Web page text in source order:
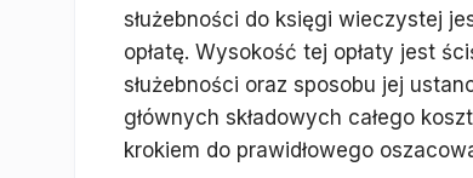
służebności do księgi wieczystej
opłatę. Wysokość tej opłaty jest
służebności oraz sposobu jej
głównych składowych całego
krokiem do prawidłowego